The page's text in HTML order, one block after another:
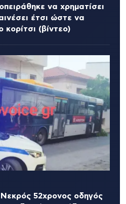
να χρηματίσει
έτσι ώστε να
κορίτσι (βίντεο)
52χρονος οδηγός